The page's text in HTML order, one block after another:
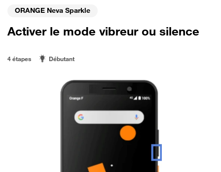
ORANGE Neva Sparkle
Activer le mode vibreur ou silence
4 étapes Débutant